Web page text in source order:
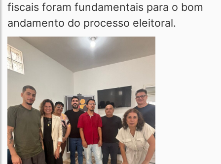
fiscais foram fundamentais para o bom
andamento do processo eleitoral.